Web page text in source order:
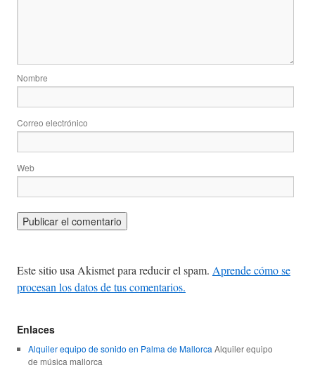
Nombre
Correo electrónico
Web
Este sitio usa Akismet para reducir el spam. Aprende cómo se
procesan los datos de tus comentarios.
Enlaces
Alquiler equipo de sonido en Palma de Mallorca Alquiler equipo
de música mallorca